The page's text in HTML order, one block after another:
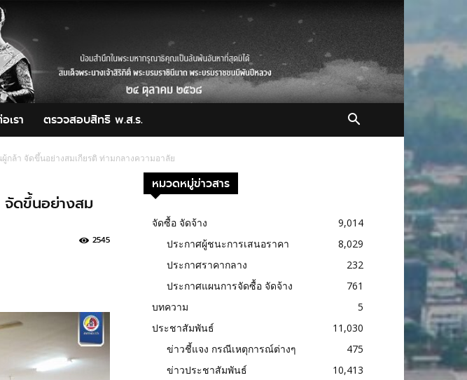
เรา ตรวจสอบสิทธิ พ.ส.ร.
กล้า จัดขึ้นอย่างสมเกียรติ ท่ามกลางความอาลัย
จัดขึ้นอย่างสม
2545
หมวดหมู่ข่าวสาร
จัดซื้อ จัดจ้าง
9,014
ประกาศผู้ชนะการเสนอราคา
8,029
ประกาศราคากลาง
232
ประกาศแผนการจัดซื้อ จัดจ้าง
761
บทความ
5
ประชาสัมพันธ์
11,030
ข่าวชี้แจง กรณีเหตุการณ์ต่างๆ
475
ข่าวประชาสัมพันธ์
10,413